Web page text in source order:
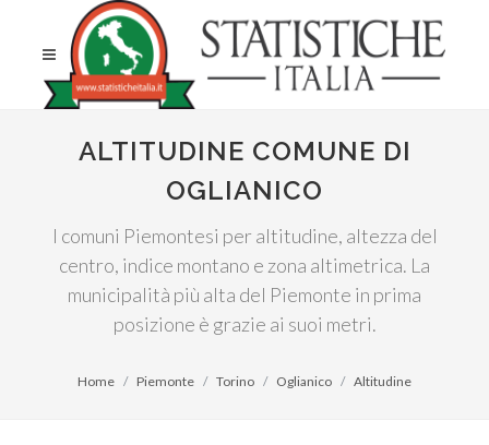
ALTITUDINE COMUNE DI
OGLIANICO
I comuni Piemontesi per altitudine, altezza del
centro, indice montano e zona altimetrica. La
municipalità più alta del Piemonte in prima
posizione è grazie ai suoi metri.
Home Piemonte Torino Oglianico Altitudine